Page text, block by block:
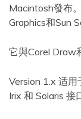
Macintosh發布
Graphics和Sun
它與Corel Draw
Version 1.x 适
Irix 和 Solaris 接